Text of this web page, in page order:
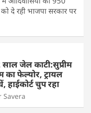
दे रही भाजपा सरकार पर
जेल काटी:सुप्रीम
का फेल्योर, ट्रायल
हाईकोर्ट चुप रहा
Savera